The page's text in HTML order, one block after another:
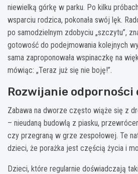
niewielką górkę w parku. Po kilku
wsparciu rodzica, pokonała swój lęk.
po samodzielnym zdobyciu „szczytu”,
gotowość do podejmowania kolejnych
sama zaproponowała wspinaczkę na
mówiąc: „Teraz już się nie boję!”.
Rozwijanie odporności
Zabawa na dworze często wiąże się z
– nieudaną budowlą z piasku,
czy przegraną w grze zespołowej. Te
dzieci, że porażka jest częścią życia i
Dzieci, które regularnie doświadczają